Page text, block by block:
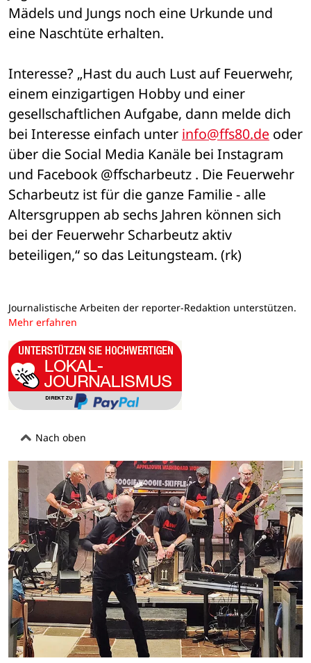
Mädels und Jungs noch eine Urkunde und
eine Naschtüte erhalten.
Interesse? „Hast du auch Lust auf Feuerwehr,
einem einzigartigen Hobby und einer
gesellschaftlichen Aufgabe, dann melde dich
bei Interesse einfach unter info@ffs80.de oder
über die Social Media Kanäle bei Instagram
und Facebook @ffscharbeutz . Die Feuerwehr
Scharbeutz ist für die ganze Familie - alle
Altersgruppen ab sechs Jahren können sich
bei der Feuerwehr Scharbeutz aktiv
beteiligen,“ so das Leitungsteam. (rk)
Journalistische Arbeiten der reporter-Redaktion unterstützen.
Mehr erfahren
Nach oben